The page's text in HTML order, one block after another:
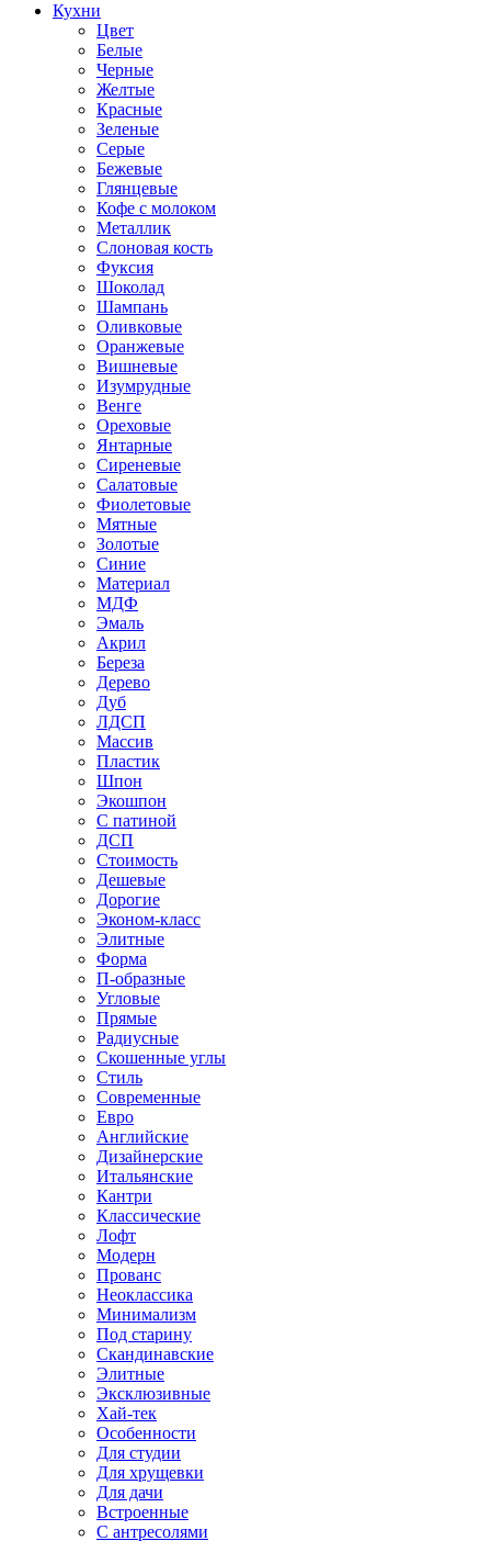
Кухни
Цвет
Белые
Черные
Желтые
Красные
Зеленые
Серые
Бежевые
Глянцевые
Кофе с молоком
Металлик
Слоновая кость
Фуксия
Шоколад
Шампань
Оливковые
Оранжевые
Вишневые
Изумрудные
Венге
Ореховые
Янтарные
Сиреневые
Салатовые
Фиолетовые
Мятные
Золотые
Синие
Материал
МДФ
Эмаль
Акрил
Береза
Дерево
Дуб
ЛДСП
Массив
Пластик
Шпон
Экошпон
С патиной
ДСП
Стоимость
Дешевые
Дорогие
Эконом-класс
Элитные
Форма
П-образные
Угловые
Прямые
Радиусные
Скошенные углы
Стиль
Современные
Евро
Английские
Дизайнерские
Итальянские
Кантри
Классические
Лофт
Модерн
Прованс
Неоклассика
Минимализм
Под старину
Скандинавские
Элитные
Эксклюзивные
Хай-тек
Особенности
Для студии
Для хрущевки
Для дачи
Встроенные
С антресолями